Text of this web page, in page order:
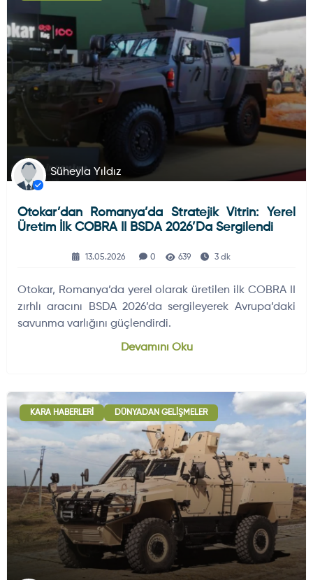
Süheyla Yıldız
Otokar’dan Romanya’da Stratejik Vitrin: Yerel
Üretim İlk COBRA II BSDA 2026’da Sergilendi
13.05.2026 0 639 3 dk
Otokar, Romanya’da yerel olarak üretilen ilk COBRA II
zırhlı aracını BSDA 2026’da sergileyerek Avrupa’daki
savunma varlığını güçlendirdi.
Devamını Oku
KARA HABERLERI DÜNYADAN GELIŞMELER